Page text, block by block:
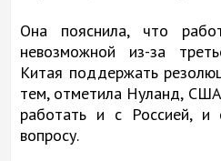
Она пояснила, что
невозможной из-за
Китая поддержать
тем, отметила Нуланд,
работать и с Россией,
вопросу.